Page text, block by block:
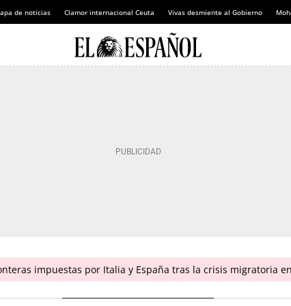
de noticias Clamor internacional Ceuta Vivas desmiente al Gobierno
impuestas por Italia y España tras la crisis migratoria